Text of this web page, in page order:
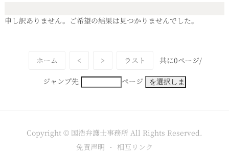
申し訳ありません。ご希望の結果は見つかりませんでした。
ホーム < > ラスト 共に0ページ/
ジャンプ先 ページ
Copyright © 国浩弁護士事務所 All Rights Reserved.
免責声明
相互リンク